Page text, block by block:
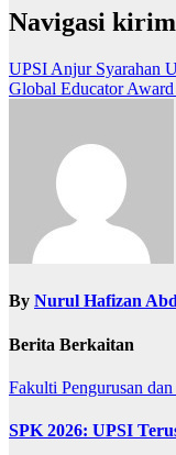
Navigasi
UPSI Anjur Syarahan
Global Educator
By Nurul Hafizan
Berita Berkaitan
Fakulti Pengurusan
SPK 2026: UPSI